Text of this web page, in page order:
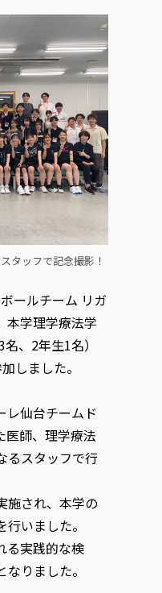
いて
）
キャンパス）
基づく情報公開
告書
攻 修士課程
攻 博士課程
攻 修士課程
課程
会福祉学専攻 修士課程
祉心理学専攻 修士課程
）
履修可能）
受講可能）
）
ップ検索サイト（キャリタス
ご協力のお願い
活動
トリ
リ
別支援教育研究年報一覧
針
タルデバイド解消に向けた産
す開発
如」の実践
次世代塾」
教育・キャリア教育TOP
ー
タッフで記念撮影！
ールチーム リガ
本学理学療法学
、2年生1名）
しました。
レ仙台チームド
医師、理学療法
るスタッフで行
施され、本学の
いました。
る実践的な検
りました。